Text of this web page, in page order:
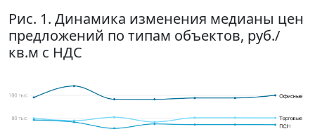
Рис. 1. Динамика изменения медианы цен
предложений по типам объектов, руб./
кв.м с НДС